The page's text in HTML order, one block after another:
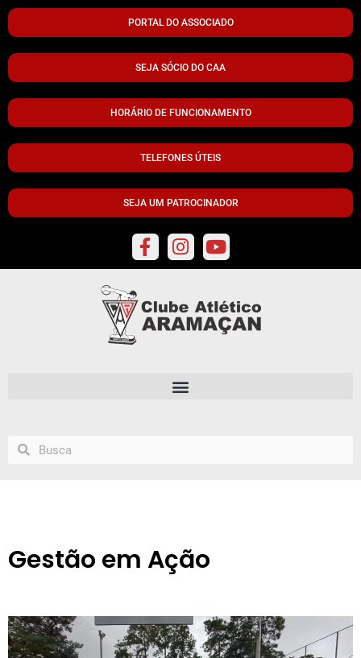
PORTAL DO ASSOCIADO
SEJA SÓCIO DO CAA
HORÁRIO DE FUNCIONAMENTO
TELEFONES ÚTEIS
SEJA UM PATROCINADOR
Gestão em Ação